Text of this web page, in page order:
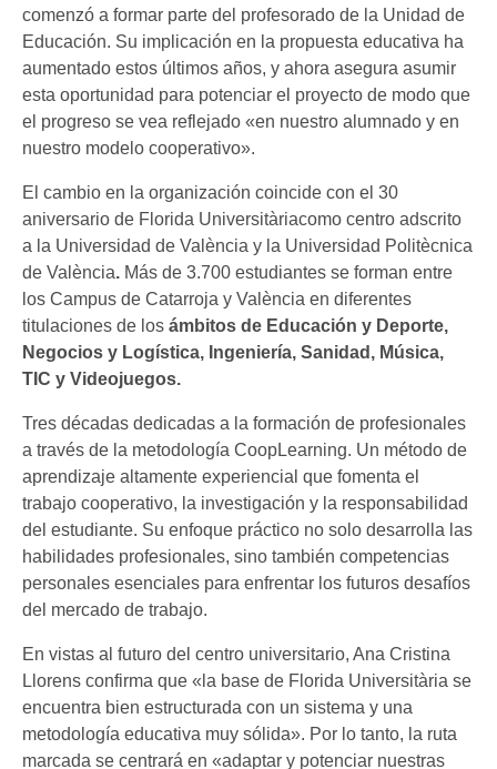
comenzó a formar parte del profesorado de la Unidad de
Educación. Su implicación en la propuesta educativa ha
aumentado estos últimos años, y ahora asegura asumir
esta oportunidad para potenciar el proyecto de modo que
el progreso se vea reflejado «en nuestro alumnado y en
nuestro modelo cooperativo».
El cambio en la organización coincide con el 30
aniversario de Florida Universitàriacomo centro adscrito
a la Universidad de València y la Universidad Politècnica
de València. Más de 3.700 estudiantes se forman entre
los Campus de Catarroja y València en diferentes
titulaciones de los ámbitos de Educación y Deporte,
Negocios y Logística, Ingeniería, Sanidad, Música,
TIC y Videojuegos.
Tres décadas dedicadas a la formación de profesionales
a través de la metodología CoopLearning. Un método de
aprendizaje altamente experiencial que fomenta el
trabajo cooperativo, la investigación y la responsabilidad
del estudiante. Su enfoque práctico no solo desarrolla las
habilidades profesionales, sino también competencias
personales esenciales para enfrentar los futuros desafíos
del mercado de trabajo.
En vistas al futuro del centro universitario, Ana Cristina
Llorens confirma que «la base de Florida Universitària se
encuentra bien estructurada con un sistema y una
metodología educativa muy sólida». Por lo tanto, la ruta
marcada se centrará en «adaptar y potenciar nuestras